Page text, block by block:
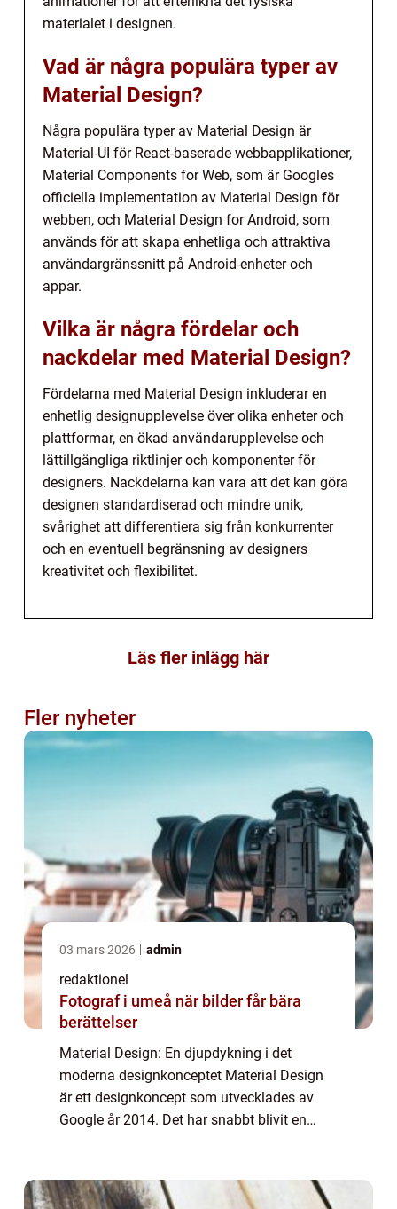
materialet i designen.
Vad är några populära typer av
Material Design?
Några populära typer av Material Design är
Material-UI för React-baserade webbapplikationer,
Material Components for Web, som är Googles
officiella implementation av Material Design för
webben, och Material Design for Android, som
används för att skapa enhetliga och attraktiva
användargränssnitt på Android-enheter och
appar.
Vilka är några fördelar och
nackdelar med Material Design?
Fördelarna med Material Design inkluderar en
enhetlig designupplevelse över olika enheter och
plattformar, en ökad användarupplevelse och
lättillgängliga riktlinjer och komponenter för
designers. Nackdelarna kan vara att det kan göra
designen standardiserad och mindre unik,
svårighet att differentiera sig från konkurrenter
och en eventuell begränsning av designers
kreativitet och flexibilitet.
Läs fler inlägg här
Fler nyheter
03 mars 2026 admin
redaktionel
Fotograf i umeå när bilder får bära
berättelser
Material Design: En djupdykning i det
moderna designkonceptet Material Design
är ett designkoncept som utvecklades av
Google år 2014. Det har snabbt blivit en